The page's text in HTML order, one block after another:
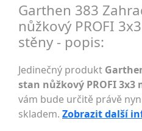
Garthen 383
nůžkový PROFI
stěny - popis:
Jedinečný produkt
stan nůžkový PROFI 3x3
vám bude určitě právě
skladem. Zobrazit další